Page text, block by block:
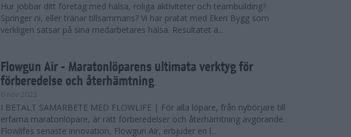
Hur jobbar ditt företag med hälsa, roliga aktiviteter och teambuilding?
Springer ni, eller tränar tillsammans? Vi har pratat med Eken Bygg som
verkligen satsar på sina medarbetares hälsa. Resultatet ä...
Flowgun Air - Maratonlöparens ultimata verktyg för
förberedelse och återhämtning
6 nov 2023
I BETALT SAMARBETE MED FLOWLIFE | För alla löpare, från nybörjare till
erfarna maratonlöpare, är rätt förberedelser och återhämtning avgörande.
Flowlifes senaste innovation, Flowgun Air, erbjuder en l...